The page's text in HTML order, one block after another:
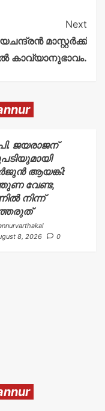
Next
മാസ്റ്റർക്ക്
കാവ്യാനുഭാവം.
ജയരാജന്
ആയങ്കി:
വേണ്ട,
നിന്ന്
8, 2026
0